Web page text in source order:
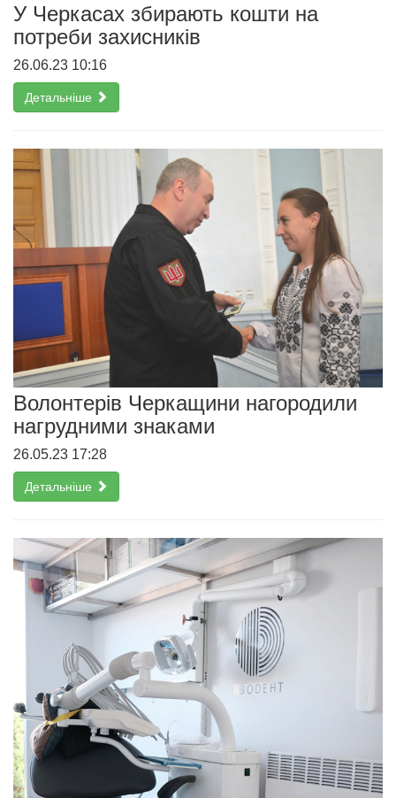
У Черкасах збирають кошти на
потреби захисників
26.06.23 10:16
Детальніше
Волонтерів Черкащини нагородили
нагрудними знаками
26.05.23 17:28
Детальніше